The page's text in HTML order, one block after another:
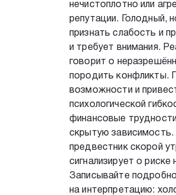
нечистоплотно или
репутации. Голодный,
признать слабость и
и требует внимания.
говорит о
породить конфликты.
возможности и
психологической
финансовые
скрытую зависимость.
предвестник скорой
сигнализирует о
Записывайте
на интерпретацию: